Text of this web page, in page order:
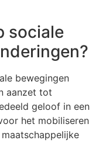
sociale
bewegingen
aanzet tot
geloof in een
het mobiliseren